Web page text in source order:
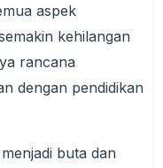
aspek
kehilangan
rancana
dengan pendidikan
buta dan